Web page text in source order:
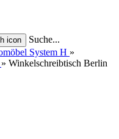
Suche...
System H »
» Winkelschreibtisch Berlin